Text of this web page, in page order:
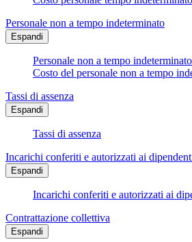
Personale non a tempo indeterminato
Espandi
Personale non a tempo
Costo del personale non a tempo
Tassi di assenza
Espandi
Tassi di assenza
Incarichi conferiti e autorizzati ai
Espandi
Incarichi conferiti e autorizzati ai
Contrattazione collettiva
Espandi